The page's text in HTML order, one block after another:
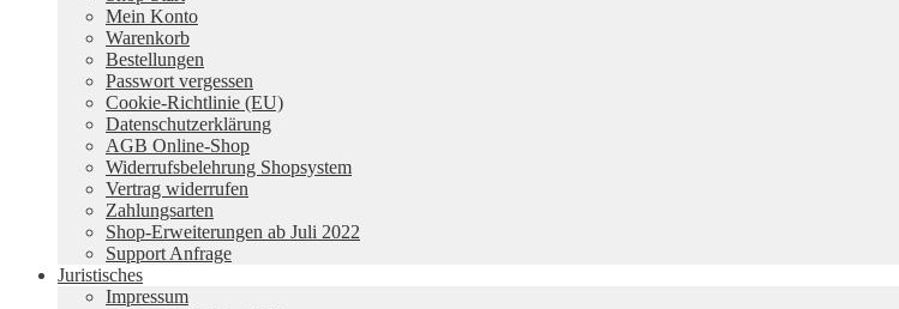
Mein Konto
Warenkorb
Bestellungen
Passwort vergessen
Cookie-Richtlinie (EU)
Datenschutzerklärung
AGB Online-Shop
Widerrufsbelehrung Shopsystem
Vertrag widerrufen
Zahlungsarten
Shop-Erweiterungen ab Juli 2022
Support Anfrage
Juristisches
Impressum